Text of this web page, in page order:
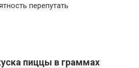
перепутать
пиццы в граммах